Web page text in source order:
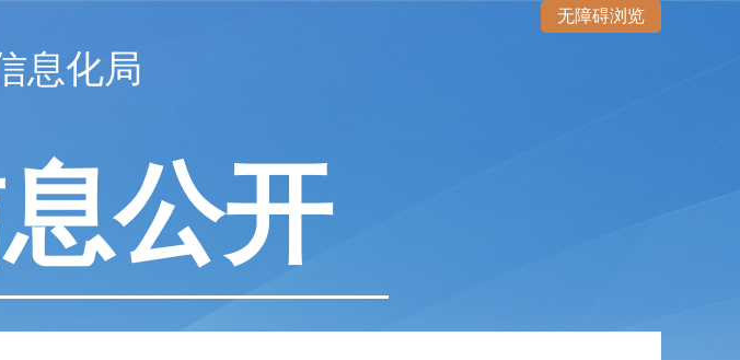
无障碍浏览
息化局
公开